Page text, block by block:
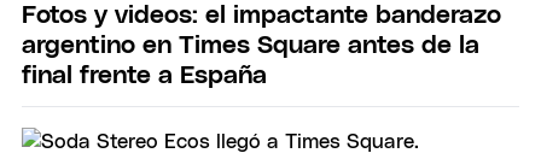
Fotos y videos: el impactante banderazo
argentino en Times Square antes de la
final frente a España